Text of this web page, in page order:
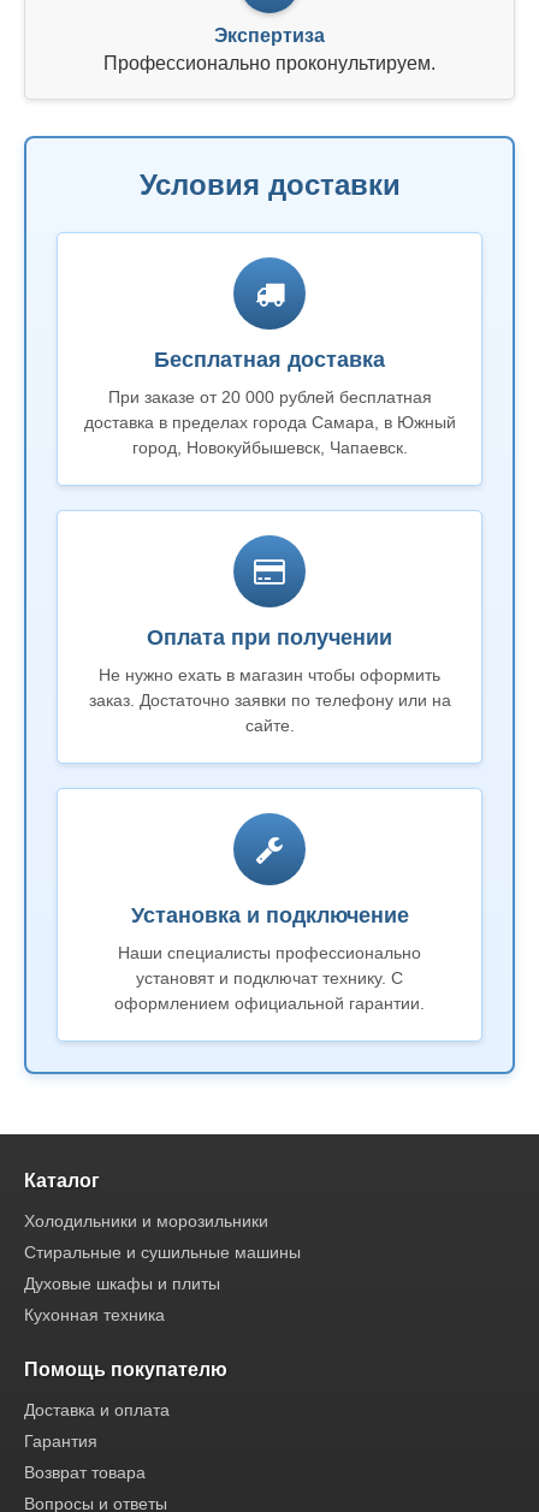
Экспертиза
Профессионально проконультируем.
Условия доставки
Бесплатная доставка
При заказе от 20 000 рублей бесплатная
доставка в пределах города Самара, в Южный
город, Новокуйбышевск, Чапаевск.
Оплата при получении
Не нужно ехать в магазин чтобы оформить
заказ. Достаточно заявки по телефону или на
сайте.
Установка и подключение
Наши специалисты профессионально
установят и подключат технику. С
оформлением официальной гарантии.
Каталог
Холодильники и морозильники
Стиральные и сушильные машины
Духовые шкафы и плиты
Кухонная техника
Помощь покупателю
Доставка и оплата
Гарантия
Возврат товара
Вопросы и ответы